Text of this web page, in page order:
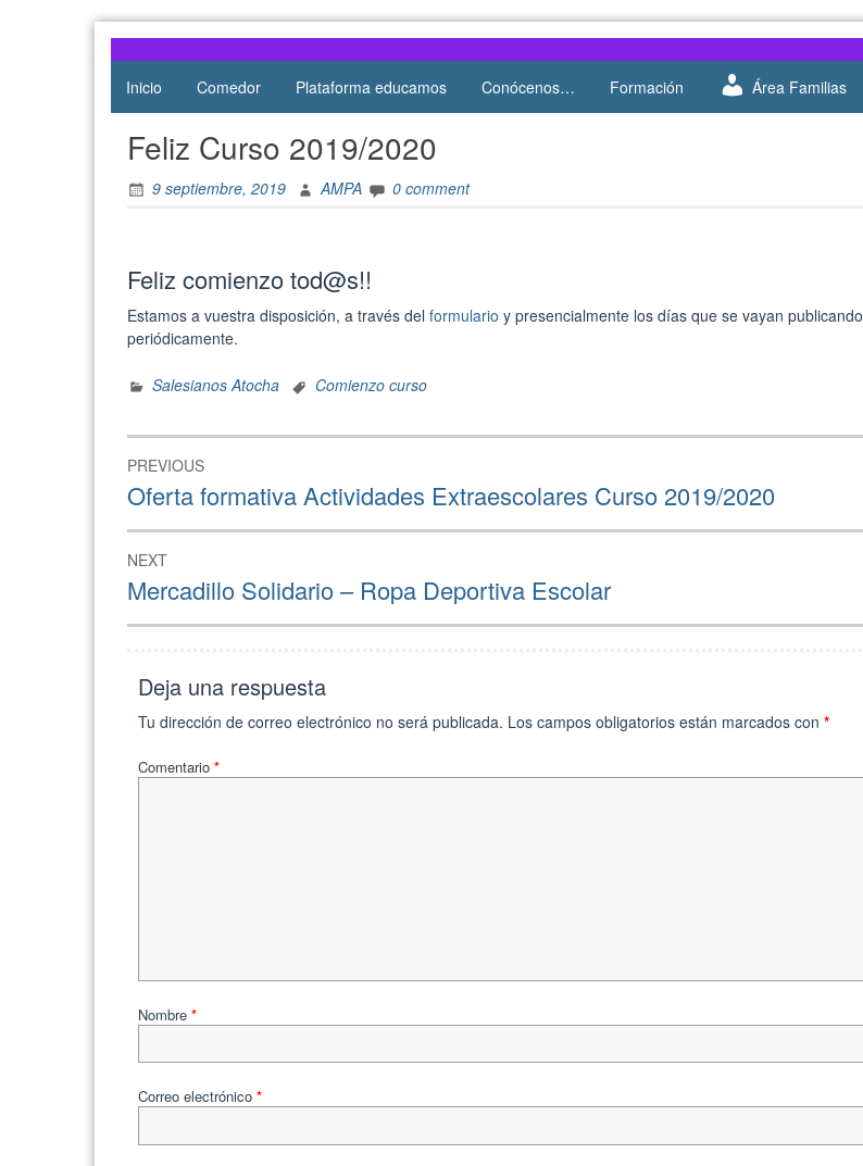
Atocha
de Atocha
Inicio Comedor Plataforma educamos Conócenos… Formación Área Familias
Feliz Curso 2019/2020
9 septiembre, 2019 AMPA 0 comment
Feliz comienzo tod@s!!
Estamos a vuestra disposición, a través del formulario y presencialmente los días que se vayan publicando
periódicamente.
Salesianos Atocha Comienzo curso
Navegación
de
entradas
PREVIOUS
Previous
post:
Oferta formativa Actividades Extraescolares Curso 2019/2020
NEXT
Next
post:
Mercadillo Solidario – Ropa Deportiva Escolar
Deja una respuesta
Tu dirección de correo electrónico no será publicada. Los campos obligatorios están marcados con *
Comentario *
Nombre *
Correo electrónico *